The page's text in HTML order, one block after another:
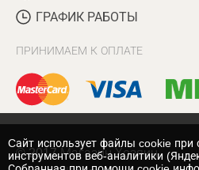
ГРАФИК РАБОТЫ
ПРИНИМАЕМ К ОПЛАТЕ
© 2017 Магазин Хозяин
Cайт использует файлы cookie при
инструментов веб-аналитики